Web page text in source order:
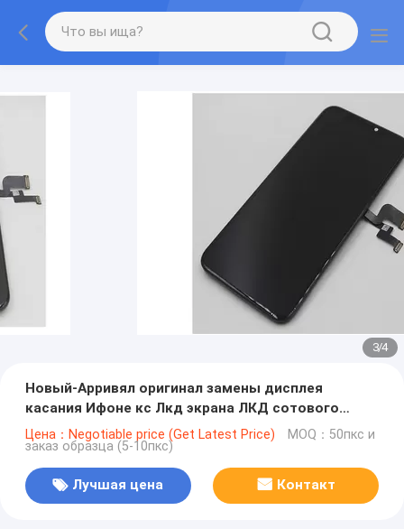
3/4
Новый-Арривял оригинал замены дисплея
касания Ифоне кс Лкд экрана ЛКД сотового
телефона
Цена：Negotiable price (Get Latest Price) MOQ：50пкс и
заказ образца (5-10пкс)
Лучшая цена Контакт